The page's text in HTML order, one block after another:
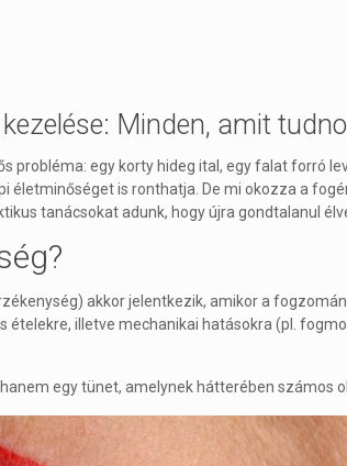
Minden, amit
probléma: egy korty hideg ital, egy falat forró
életminőséget is ronthatja. De mi okozza a
tanácsokat adunk, hogy újra gondtalanul
akkor jelentkezik, amikor a
ételekre, illetve mechanikai hatásokra (pl.
egy tünet, amelynek hátterében számos